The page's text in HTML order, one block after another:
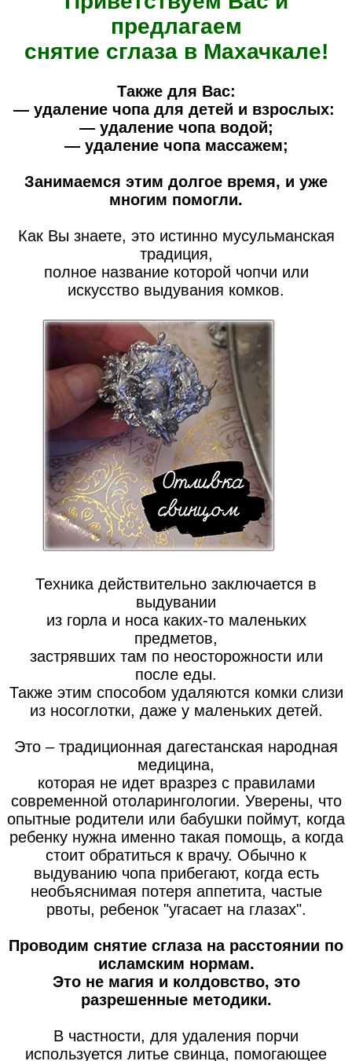
предлагаем
снятие сглаза в Махачкале!
Также для Вас:
— удаление чопа для детей и взрослых:
— удаление чопа водой;
— удаление чопа массажем;
Занимаемся этим долгое время, и уже
многим помогли.
Как Вы знаете, это истинно мусульманская
традиция,
полное название которой чопчи или
искусство выдувания комков.
Техника действительно заключается в
выдувании
из горла и носа каких-то маленьких
предметов,
застрявших там по неосторожности или
после еды.
Также этим способом удаляются комки слизи
из носоглотки, даже у маленьких детей.
Это – традиционная дагестанская народная
медицина,
которая не идет вразрез с правилами
современной отоларингологии. Уверены, что
опытные родители или бабушки поймут, когда
ребенку нужна именно такая помощь, а когда
стоит обратиться к врачу. Обычно к
выдуванию чопа прибегают, когда есть
необъяснимая потеря аппетита, частые
рвоты, ребенок "угасает на глазах".
Проводим снятие сглаза на расстоянии по
исламским нормам.
Это не магия и колдовство, это
разрешенные методики.
В частности, для удаления порчи
используется литье свинца, помогающее